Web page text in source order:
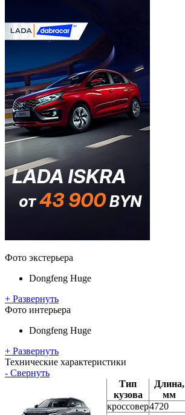
Фото экстерьера
Dongfeng Huge
+ Развернуть
Фото интерьера
Dongfeng Huge
+ Развернуть
Технические характеристики
- Свернуть
Тип
кузова
Длина,
мм
кроссовер4720